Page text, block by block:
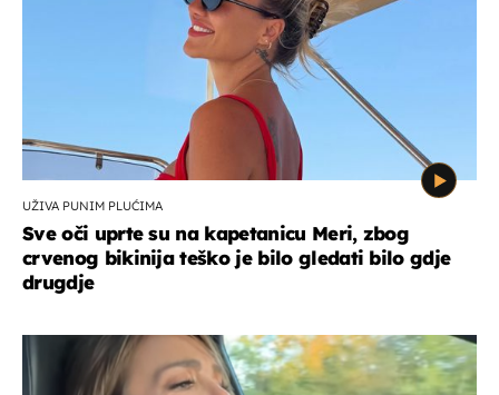
UŽIVA PUNIM PLUĆIMA
Sve oči uprte su na kapetanicu Meri, zbog
crvenog bikinija teško je bilo gledati bilo gdje
drugdje